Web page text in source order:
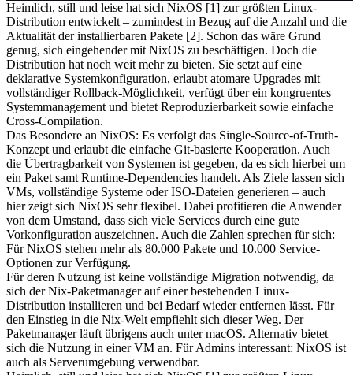
Heimlich, still und leise hat sich Nix­OS [1] zur größten Linux-
Distribution entwickelt – zumindest in Bezug auf die Anzahl und die
Aktualität der installierbaren Pakete [2]. Schon das wäre Grund
genug, sich eingehender mit Nix­OS zu beschäftigen. Doch die
Distribution hat noch weit mehr zu bieten. Sie setzt auf eine
deklarative Systemkonfiguration, erlaubt atomare Upgrades mit
vollständiger Rollback-Möglichkeit, verfügt über ein kongruentes
Systemmanagement und bietet Reproduzierbarkeit sowie einfache
Cross-Compilation.
Das Besondere an NixOS: Es verfolgt das Single-Source-of-Truth-
Konzept und erlaubt die einfache Git-basierte Kooperation. Auch
die Übertragbarkeit von Systemen ist gegeben, da es sich hierbei um
ein Paket samt Runtime-Dependencies handelt. Als Ziele lassen sich
VMs, vollständige Systeme oder ISO-Dateien generieren – auch
hier zeigt sich NixOS sehr flexibel. Dabei profitieren die Anwender
von dem Umstand, dass sich viele Services durch eine gute
Vorkonfiguration auszeichnen. Auch die Zahlen sprechen für sich:
Für NixOS stehen mehr als 80.000 Pakete und 10.000 Service-
Optionen zur Verfügung.
Für deren Nutzung ist keine vollständige Migration notwendig, da
sich der Nix-Paketmanager auf einer bestehenden Linux-
Distribution installieren und bei Bedarf wieder entfernen lässt. Für
den Einstieg in die Nix-Welt empfiehlt sich dieser Weg. Der
Paketmanager läuft übrigens auch unter macOS. Alternativ bietet
sich die Nutzung in einer VM an. Für Admins interessant: NixOS ist
auch als Serverumgebung verwendbar.